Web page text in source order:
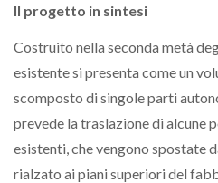
Il progetto in sintesi
Costruito nella seconda metà
esistente si presenta come un
scomposto di singole parti
prevede la traslazione di alcune
esistenti, che vengono spostate
rialzato ai piani superiori del